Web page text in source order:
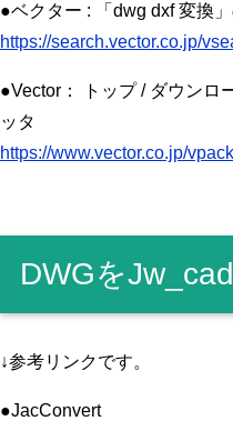
●ベクター : 「dwg dxf 変換
https://search.vector.co.jp/
●Vector： トップ / ダウンロ
ッタ
https://www.vector.co.jp/
DWGを
↓参考リンクです。
●JacConvert